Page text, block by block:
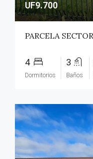
UF9.700
4
Dormitorios
3
Baños